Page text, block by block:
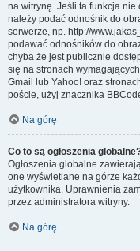
na witrynę. Jeśli ta funkcja nie
należy podać odnośnik do
serwerze, np. http://
podawać odnośników do
chyba że jest publicznie
się na stronach
Gmail lub Yahoo! oraz
poście, użyj znacznika
Na górę
Co to są ogłoszenia
Ogłoszenia globalne
one wyświetlane na górze
użytkownika. Uprawnienia
przez administratora witryny.
Na górę